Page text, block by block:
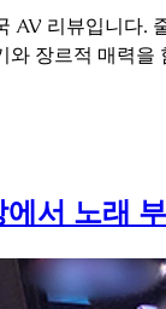
AV 리뷰입니다.
와 장르적 매력을
서 노래